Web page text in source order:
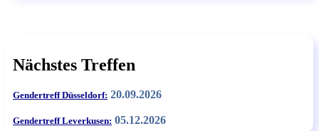
Nächstes Treffen
Gendertreff Düsseldorf: 20.09.2026
Gendertreff Leverkusen: 05.12.2026